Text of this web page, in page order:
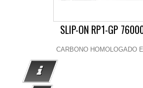
SLIP-ON RP1-GP
CARBONO HOMOLOGADO